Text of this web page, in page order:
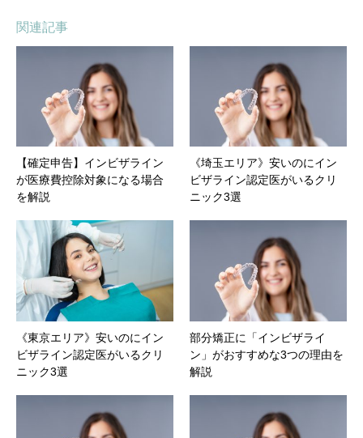
関連記事
【確定申告】インビザライン
が医療費控除対象になる場合
を解説
《埼玉エリア》安いのにイン
ビザライン認定医がいるクリ
ニック3選
《東京エリア》安いのにイン
ビザライン認定医がいるクリ
ニック3選
部分矯正に「インビザライ
ン」がおすすめな3つの理由を
解説